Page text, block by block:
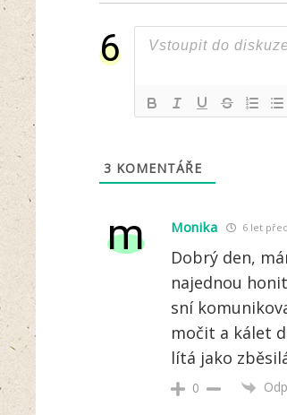
6
3 KOMENTÁŘE
m Monika 6 let před
Dobrý den,
najednou
sní
močit a kálet
lítá jako
0